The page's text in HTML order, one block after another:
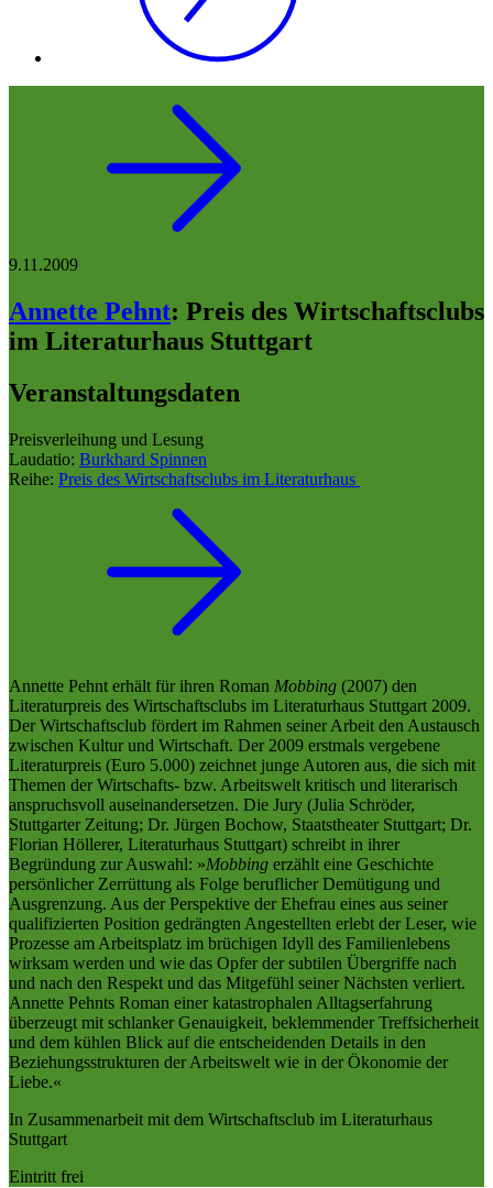
9.11.2009
Annette Pehnt: Preis des Wirtschaftsclubs
im Literaturhaus Stuttgart
Veranstaltungsdaten
Preisverleihung und Lesung
Laudatio: Burkhard Spinnen
Reihe: Preis des Wirtschaftsclubs im Literaturhaus
Annette Pehnt erhält für ihren Roman Mobbing (2007) den
Literaturpreis des Wirtschaftsclubs im Literaturhaus Stuttgart 2009.
Der Wirtschaftsclub fördert im Rahmen seiner Arbeit den Austausch
zwischen Kultur und Wirtschaft. Der 2009 erstmals vergebene
Literaturpreis (Euro 5.000) zeichnet junge Autoren aus, die sich mit
Themen der Wirtschafts- bzw. Arbeitswelt kritisch und literarisch
anspruchsvoll auseinandersetzen. Die Jury (Julia Schröder,
Stuttgarter Zeitung; Dr. Jürgen Bochow, Staatstheater Stuttgart; Dr.
Florian Höllerer, Literaturhaus Stuttgart) schreibt in ihrer
Begründung zur Auswahl: »Mobbing erzählt eine Geschichte
persönlicher Zerrüttung als Folge beruflicher Demütigung und
Ausgrenzung. Aus der Perspektive der Ehefrau eines aus seiner
qualifizierten Position gedrängten Angestellten erlebt der Leser, wie
Prozesse am Arbeitsplatz im brüchigen Idyll des Familienlebens
wirksam werden und wie das Opfer der subtilen Übergriffe nach
und nach den Respekt und das Mitgefühl seiner Nächsten verliert.
Annette Pehnts Roman einer katastrophalen Alltagserfahrung
überzeugt mit schlanker Genauigkeit, beklemmender Treffsicherheit
und dem kühlen Blick auf die entscheidenden Details in den
Beziehungsstrukturen der Arbeitswelt wie in der Ökonomie der
Liebe.«
In Zusammenarbeit mit dem Wirtschaftsclub im Literaturhaus
Stuttgart
Eintritt frei